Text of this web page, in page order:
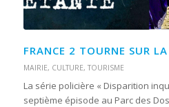
FRANCE 2 TOURNE SUR
MAIRIE, CULTURE, TOURISME
La série policière « Disparition
septième épisode au Parc des